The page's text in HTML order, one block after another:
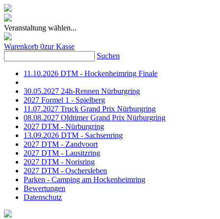
Veranstaltung wählen...
Warenkorb 0zur Kasse
Suchen
11.10.2026 DTM - Hockenheimring Finale
30.05.2027 24h-Rennen Nürburgring
2027 Formel 1 - Spielberg
11.07.2027 Truck Grand Prix Nürburgring
08.08.2027 Oldtimer Grand Prix Nürburgring
2027 DTM - Nürburgring
13.09.2026 DTM - Sachsenring
2027 DTM - Zandvoort
2027 DTM - Lausitzring
2027 DTM - Norisring
2027 DTM - Oschersleben
Parken - Camping am Hockenheimring
Bewertungen
Datenschutz